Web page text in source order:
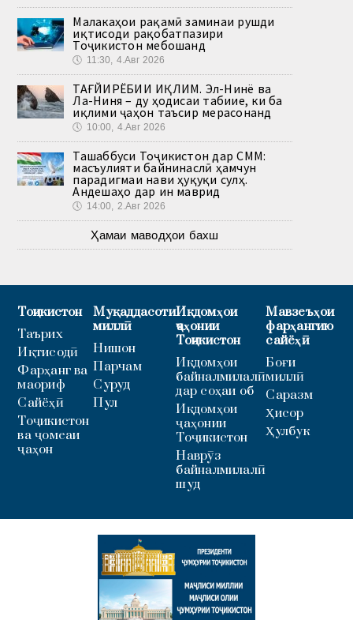
Малакаҳои рақамӣ заминаи рушди
иқтисоди рақобатпазири
Тоҷикистон мебошанд
🕔 11:30, 4.Авг 2026
ТАҒЙИРЁБИИ ИҚЛИМ. Эл-Нинё ва
Ла-Ниня – ду ҳодисаи табиие, ки ба
иқлими ҷаҳон таъсир мерасонанд
🕔 10:00, 4.Авг 2026
Ташаббуси Тоҷикистон дар СММ:
масъулияти байнинаслӣ ҳамчун
парадигмаи нави ҳуқуқи сулҳ.
Андешаҳо дар ин маврид
🕔 14:00, 2.Авг 2026
Ҳамаи маводҳои бахш
Тоҷикистон
Таърих
Иқтисодӣ
Фарҳанг ва
маориф
Сайёҳӣ
Тоҷикистон
ва ҷомеаи
ҷаҳон
Муқаддасоти
миллӣ
Нишон
Парчам
Суруд
Пул
Иқдомҳои
ҷаҳонии
Тоҷикистон
Иқдомҳои
байналмилалӣ
дар соҳаи об
Иқдомҳои
ҷаҳонии
Тоҷикистон
Наврӯз
байналмилалӣ
шуд
Мавзеъҳои
фарҳангию
сайёҳӣ
Боғи
миллӣ
Саразм
Ҳисор
Ҳулбук